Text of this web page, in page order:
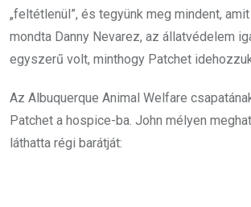
„feltétlenül”, és tegyünk meg mindent,
mondta Danny Nevarez, az állatvédelem
egyszerű volt, minthogy Patchet
Az Albuquerque Animal Welfare
Patchet a hospice-ba. John mélyen
láthatta régi barátját: